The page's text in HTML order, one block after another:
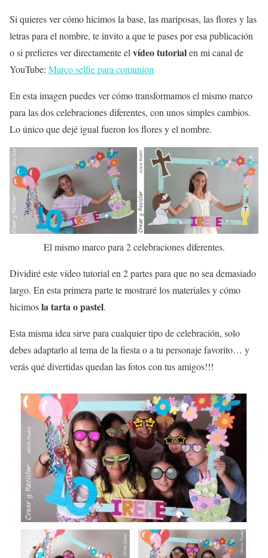
Si quieres ver cómo hicimosla base, las mariposas, las flores y las
letraspara el nombre, te invito a que te pases por esa publicación
o si prefieres ver directamente el vídeo tutorialen mi canal de
YouTube: Marco selfie para comunión
En esta imagen puedes ver cómo transformamos el mismo marco
para las dos celebraciones diferentes, con unos simples cambios.
Lo único que dejé igual fueron los flores y el nombre.
El mismo marco para 2 celebraciones diferentes.
Dividiré este vídeo tutorial en 2 partes para que no sea demasiado
largo. En esta primera parte te mostraré los materiales y cómo
hicimosla tarta o pastel.
Esta misma idea sirve para cualquier tipo de celebración, solo
debes adaptarlo al tema de la fiesta o a tu personaje favorito… y
verás qué divertidas quedan las fotos con tus amigos!!!